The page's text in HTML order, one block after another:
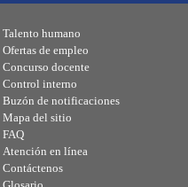
Talento humano
Ofertas de empleo
Concurso docente
Control interno
Buzón de notificaciones
Mapa del sitio
FAQ
Atención en línea
Contáctenos